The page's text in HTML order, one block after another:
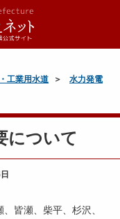
工業用水道
水力発電
について
皆瀬、柴平、杉沢、